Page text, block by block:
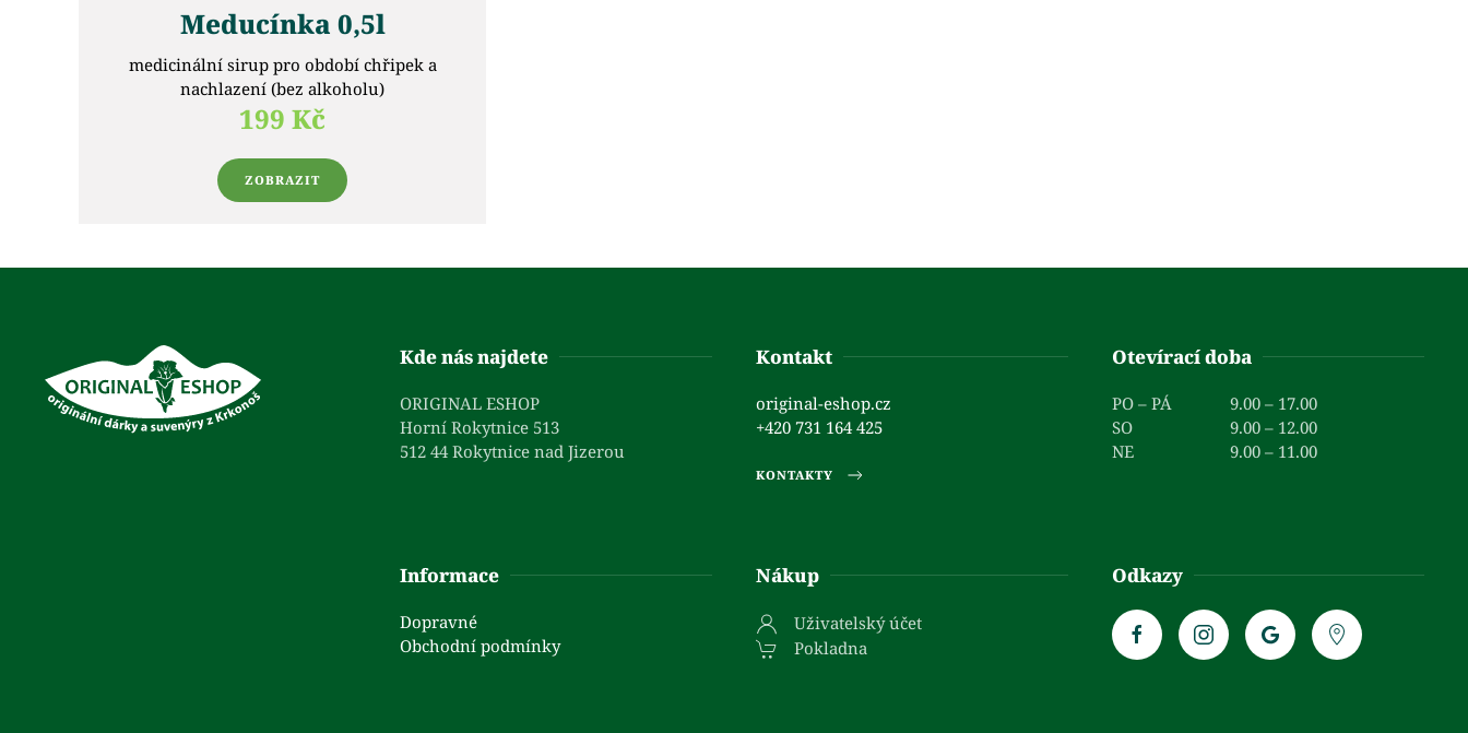
Meducínka 0,5l
medicinální sirup pro období chřipek a
nachlazení (bez alkoholu)
199 Kč
ZOBRAZIT
Kde nás najdete
ORIGINAL ESHOP
Horní Rokytnice 513
512 44 Rokytnice nad Jizerou
Kontakt
original-eshop.cz
+420 731 164 425
KONTAKTY
Otevírací doba
PO – PÁ
9.00 – 17.00
SO
9.00 – 12.00
NE
9.00 – 11.00
Informace
Dopravné
Obchodní podmínky
Nákup
Uživatelský účet
Pokladna
Odkazy